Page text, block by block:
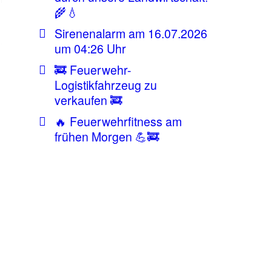
🌾💧
Sirenenalarm am 16.07.2026
um 04:26 Uhr
🚒 Feuerwehr-
Logistikfahrzeug zu
verkaufen 🚒
🔥 Feuerwehrfitness am
frühen Morgen 💪🚒